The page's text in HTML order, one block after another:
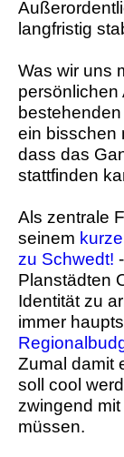
langfristig
Was wir uns
ein bisschen
dass das
stattfinden
Als zentrale
seinem
zu Schwedt!
Planstädten
Identität zu
immer
Zumal damit
soll cool
zwingend
müssen.